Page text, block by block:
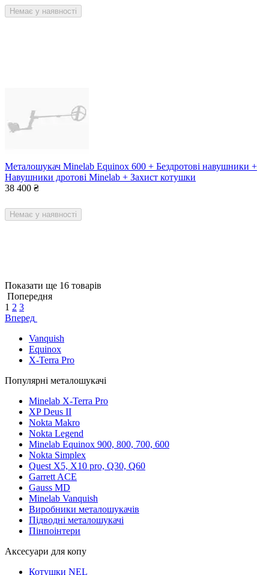
Немає у наявності
Металошукач Minelab Equinox 600 + Бездротові навушники +
Навушники дротові Minelab + Захист котушки
38 400 ₴
Немає у наявності
Показати ще 16 товарів
Попередня
1 2 3
Вперед
Vanquish
Equinox
X-Terra Pro
Популярні металошукачі
Minelab X-Terra Pro
XP Deus II
Nokta Makro
Nokta Legend
Minelab Equinox 900, 800, 700, 600
Nokta Simplex
Quest X5, X10 pro, Q30, Q60
Garrett ACE
Gauss MD
Minelab Vanquish
Виробники металошукачів
Підводні металошукачі
Пінпоінтери
Аксесуари для копу
Котушки NEL